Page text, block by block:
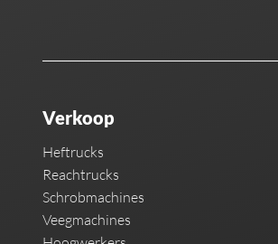
Verkoop
Heftrucks
Reachtrucks
Schrobmachines
Veegmachines